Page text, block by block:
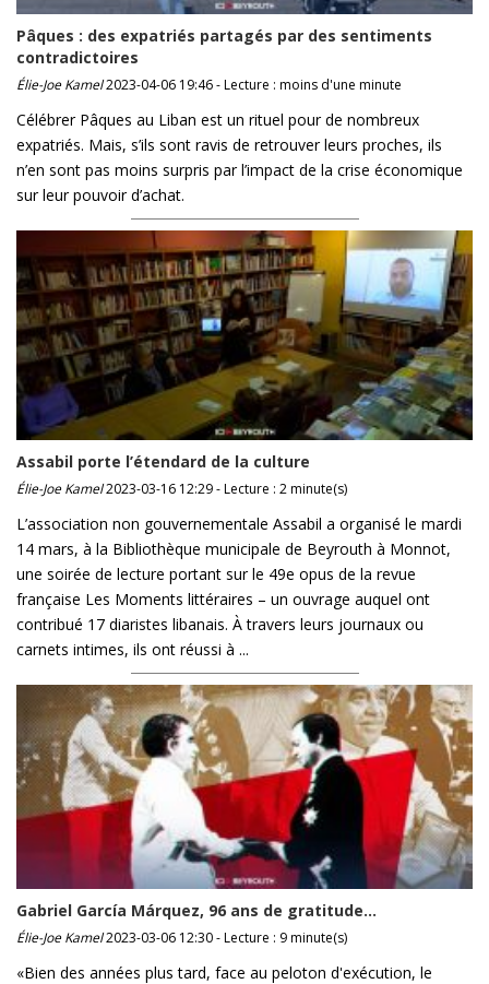
Pâques : des expatriés partagés par des sentiments
contradictoires
Élie-Joe Kamel2023-04-06 19:46 - Lecture : moins d'une minute
Célébrer Pâques au Liban est un rituel pour de nombreux
expatriés. Mais, s’ils sont ravis de retrouver leurs proches, ils
n’en sont pas moins surpris par l’impact de la crise économique
sur leur pouvoir d’achat.
Assabil porte l’étendard de la culture
Élie-Joe Kamel2023-03-16 12:29 - Lecture : 2 minute(s)
L’association non gouvernementale Assabil a organisé le mardi
14 mars, à la Bibliothèque municipale de Beyrouth à Monnot,
une soirée de lecture portant sur le 49e opus de la revue
française Les Moments littéraires – un ouvrage auquel ont
contribué 17 diaristes libanais. À travers leurs journaux ou
carnets intimes, ils ont réussi à ...
Gabriel García Márquez, 96 ans de gratitude…
Élie-Joe Kamel2023-03-06 12:30 - Lecture : 9 minute(s)
«Bien des années plus tard, face au peloton d'exécution, le